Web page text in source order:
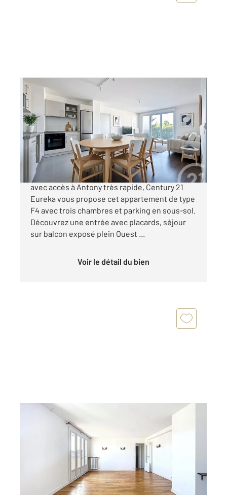
FRESNES 94
73,14 m 2, 4 pièces
Ref : 9867
Appartement F4 à vendre
339 900 €
COEUR DE VILLE, hypercentre de Fresnes
avec accès à Antony très rapide, Century 21
Eureka vous propose cet appartement de type
F4 avec trois chambres et parking en sous-sol.
Découvrez une entrée avec placards, séjour
sur balcon exposé plein Ouest ...
Voir le détail du bien
FRESNES 94
, 5 pièces
Appartement F5 à vendre
249 900 €